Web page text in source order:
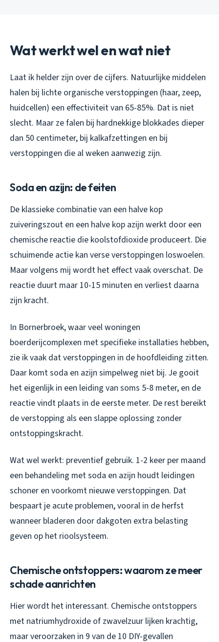
Wat werkt wel en wat niet
Laat ik helder zijn over de cijfers. Natuurlijke middelen
halen bij lichte organische verstoppingen (haar, zeep,
huidcellen) een effectiviteit van 65-85%. Dat is niet
slecht. Maar ze falen bij hardnekkige blokkades dieper
dan 50 centimeter, bij kalkafzettingen en bij
verstoppingen die al weken aanwezig zijn.
Soda en azijn: de feiten
De klassieke combinatie van een halve kop
zuiveringszout en een halve kop azijn werkt door een
chemische reactie die koolstofdioxide produceert. Die
schuimende actie kan verse verstoppingen loswoelen.
Maar volgens mij wordt het effect vaak overschat. De
reactie duurt maar 10-15 minuten en verliest daarna
zijn kracht.
In Bornerbroek, waar veel woningen
boerderijcomplexen met specifieke installaties hebben,
zie ik vaak dat verstoppingen in de hoofdleiding zitten.
Daar komt soda en azijn simpelweg niet bij. Je gooit
het eigenlijk in een leiding van soms 5-8 meter, en de
reactie vindt plaats in de eerste meter. De rest bereikt
de verstopping als een slappe oplossing zonder
ontstoppingskracht.
Wat wel werkt: preventief gebruik. 1-2 keer per maand
een behandeling met soda en azijn houdt leidingen
schoner en voorkomt nieuwe verstoppingen. Dat
bespaart je acute problemen, vooral in de herfst
wanneer bladeren door dakgoten extra belasting
geven op het rioolsysteem.
Chemische ontstoppers: waarom ze meer
schade aanrichten
Hier wordt het interessant. Chemische ontstoppers
met natriumhydroxide of zwavelzuur lijken krachtig,
maar veroorzaken in 9 van de 10 DIY-gevallen